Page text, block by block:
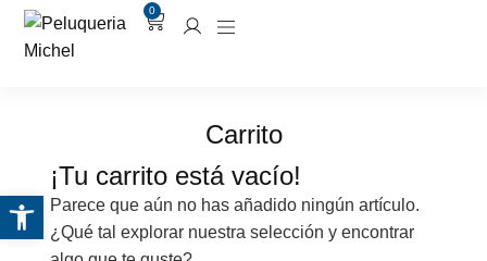
0
Carrito
¡Tu carrito está vacío!
Parece que aún no has añadido ningún artículo.
¿Qué tal explorar nuestra selección y encontrar
Abrir barra de herramientas